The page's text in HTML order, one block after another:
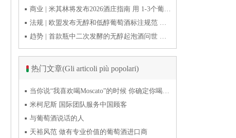
商业 | 米其林将发布2026酒庄指南 用 1-3个葡萄串为部分酒庄评级
法规 | 欧盟发布无醇和低醇葡萄酒标注规范 无醇酒可以被种出来吗
趋势 | 首款瓶中二次发酵的无醇起泡酒问世 意大利酿酒师用特种酵母开创历史
热门文章(Gli articoli più popolari)
当你说“我喜欢喝Moscato”的时候 你确定你喝的到底是什么吗？
米柯尼斯 国际团队服务中国顾客
与葡萄酒说话的人
天裕风范 做有专业价值的葡萄酒进口商